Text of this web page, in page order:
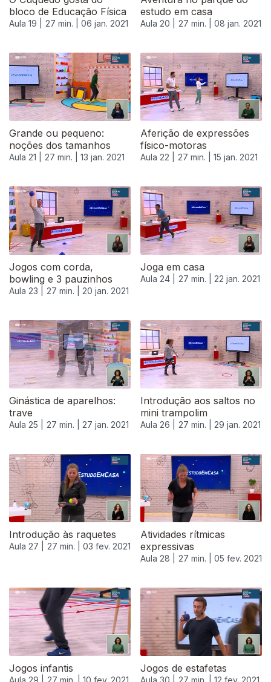
bloco de Educação Física
Aula 19 | 27 min. | 06 jan. 2021
estudo em casa
Aula 20 | 27 min. | 08 jan. 2021
Grande ou pequeno:
noções dos tamanhos
Aula 21 | 27 min. | 13 jan. 2021
Aferição de expressões
físico-motoras
Aula 22 | 27 min. | 15 jan. 2021
Jogos com corda,
bowling e 3 pauzinhos
Aula 23 | 27 min. | 20 jan. 2021
Joga em casa
Aula 24 | 27 min. | 22 jan. 2021
519355
Ginástica de aparelhos:
trave
Aula 25 | 27 min. | 27 jan. 2021
Introdução aos saltos no
mini trampolim
Aula 26 | 27 min. | 29 jan. 2021
Introdução às raquetes
Aula 27 | 27 min. | 03 fev. 2021
Atividades rítmicas
expressivas
Aula 28 | 27 min. | 05 fev. 2021
Jogos infantis
Aula 29 | 27 min. | 10 fev. 2021
Jogos de estafetas
Aula 30 | 27 min. | 12 fev. 2021